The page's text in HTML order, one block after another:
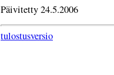
Päivitetty 24.5.2006
tulostusversio